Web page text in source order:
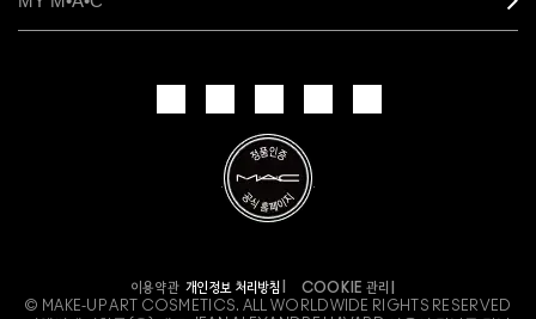
이용약관 개인정보 처리방침
COOKIE 관리
© MAKE-UP ART COSMETICS. ALL WORLDWIDE RIGHTS RESERVED